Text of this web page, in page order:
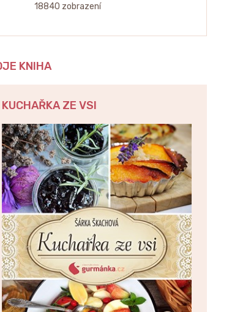
18840 zobrazení
KNIHA
KUCHAŘKA ZE VSI